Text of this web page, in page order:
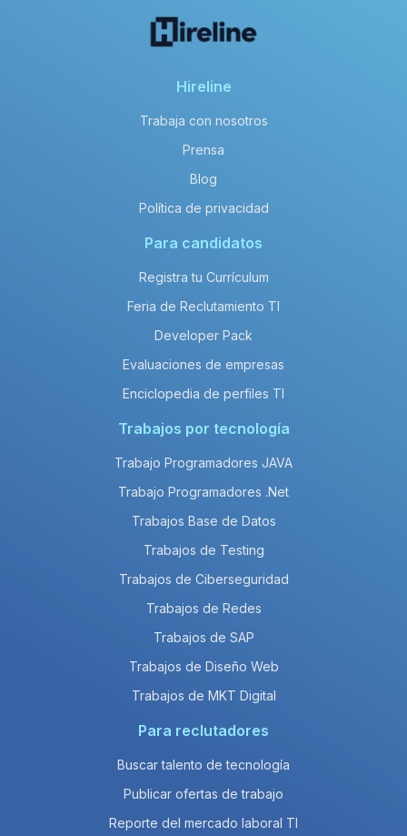
Hireline
Trabaja con nosotros
Prensa
Blog
Política de privacidad
Para candidatos
Registra tu Currículum
Feria de Reclutamiento TI
Developer Pack
Evaluaciones de empresas
Enciclopedia de perfiles TI
Trabajos por tecnología
Trabajo Programadores JAVA
Trabajo Programadores .Net
Trabajos Base de Datos
Trabajos de Testing
Trabajos de Ciberseguridad
Trabajos de Redes
Trabajos de SAP
Trabajos de Diseño Web
Trabajos de MKT Digital
Para reclutadores
Buscar talento de tecnología
Publicar ofertas de trabajo
Reporte del mercado laboral TI